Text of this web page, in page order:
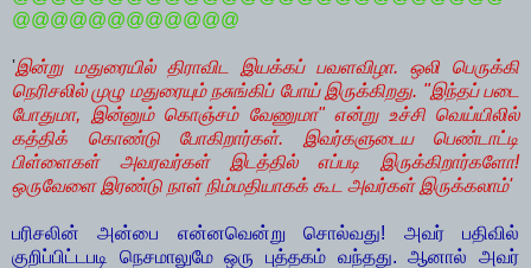
@@@@@@@@@@@@
'இன்று மதுரையில் திராவிட இயக்கப் பவளவிழா. ஒலி பெருக்கி
நெரிசலில் முழு மதுரையும் நசுங்கிப் போய் இருக்கிறது. "இந்தப் படை
போதுமா, இன்னும் கொஞ்சம் வேணுமா" என்று உச்சி வெய்யிலில்
கத்திக் கொண்டு போகிறார்கள். இவர்களுடைய பெண்டாட்டி
பிள்ளைகள் அவரவர்கள் இடத்தில் எப்படி இருக்கிறார்களோ!
ஒருவேளை இரண்டு நாள் நிம்மதியாகக் கூட அவர்கள் இருக்கலாம்'
பரிசலின் அன்பை என்னவென்று சொல்வது! அவர் பதிவில்
குறிப்பிட்டபடி நெசமாலுமே ஒரு புத்தகம் வந்தது. ஆனால் அவர்